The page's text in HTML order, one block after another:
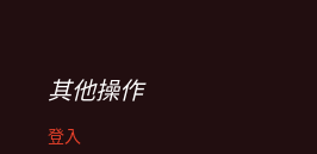
其他操作
登入